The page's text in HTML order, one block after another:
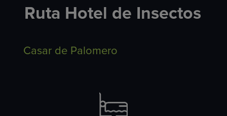
Ruta Hotel de Insectos
Casar de Palomero